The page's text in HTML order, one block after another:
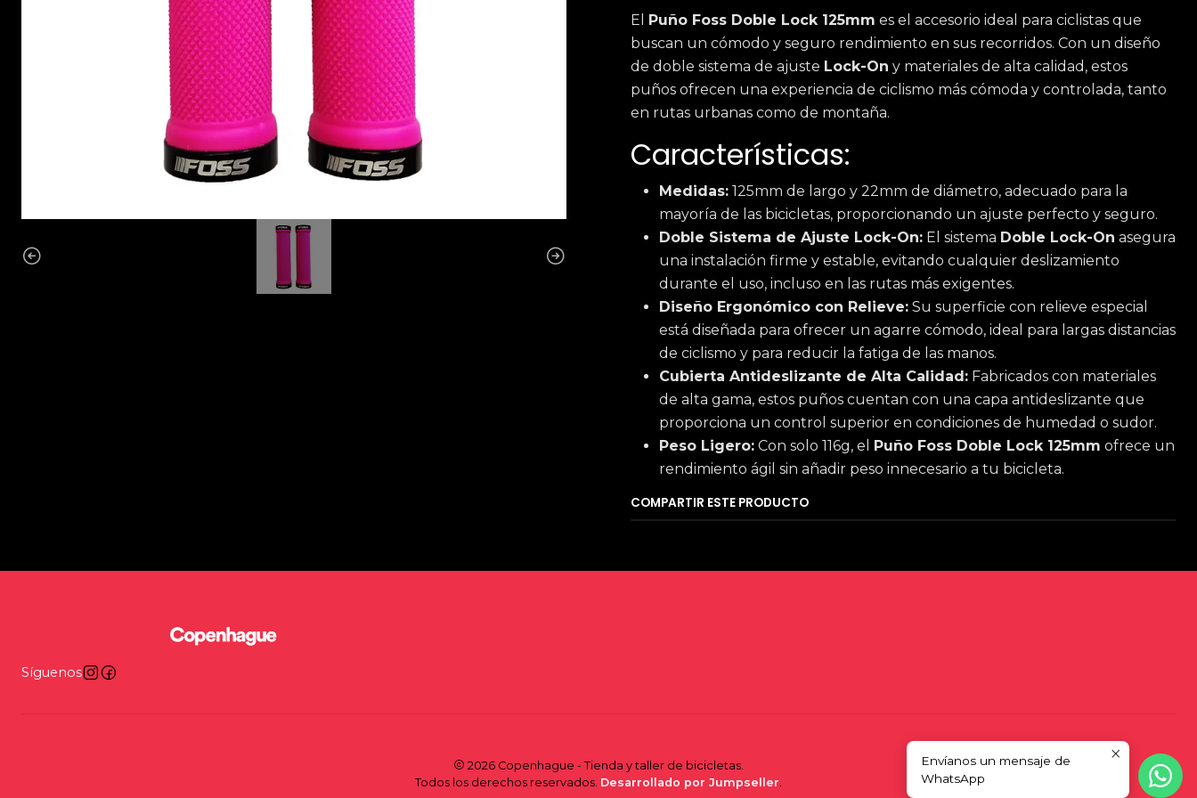
El Puño Foss Doble Lock 125mm es el accesorio ideal para ciclistas que
buscan un cómodo y seguro rendimiento en sus recorridos. Con un diseño
de doble sistema de ajuste Lock-On y materiales de alta calidad, estos
puños ofrecen una experiencia de ciclismo más cómoda y controlada, tanto
en rutas urbanas como de montaña.
Características:
Medidas: 125mm de largo y 22mm de diámetro, adecuado para la
mayoría de las bicicletas, proporcionando un ajuste perfecto y seguro.
Doble Sistema de Ajuste Lock-On: El sistema Doble Lock-On asegura
una instalación firme y estable, evitando cualquier deslizamiento
durante el uso, incluso en las rutas más exigentes.
Diseño Ergonómico con Relieve: Su superficie con relieve especial
está diseñada para ofrecer un agarre cómodo, ideal para largas distancias
de ciclismo y para reducir la fatiga de las manos.
Cubierta Antideslizante de Alta Calidad: Fabricados con materiales
de alta gama, estos puños cuentan con una capa antideslizante que
proporciona un control superior en condiciones de humedad o sudor.
Peso Ligero: Con solo 116g, el Puño Foss Doble Lock 125mm ofrece un
rendimiento ágil sin añadir peso innecesario a tu bicicleta.
COMPARTIR ESTE PRODUCTO
Síguenos
2026 Copenhague - Tienda y taller de bicicletas.
Todos los derechos reservados. Desarrollado por Jumpseller.
Envíanos un mensaje de
WhatsApp